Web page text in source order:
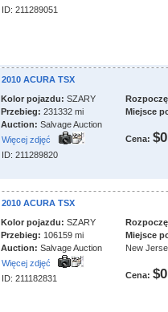
ID: 211289051
2010 ACURA TSX
Kolor pojazdu: SZARY
Przebieg: 231332 mi
Auction: Salvage Auction
Więcej zdjęć
ID: 211289820
Miejsce
Cena: $0
2010 ACURA TSX
Kolor pojazdu: SZARY
Przebieg: 106159 mi
Auction: Salvage Auction
Więcej zdjęć
ID: 211182831
Miejsce
New
Cena: $0